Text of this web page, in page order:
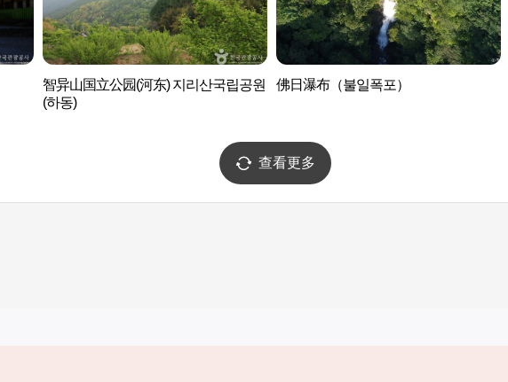
智异山国立公园(河东) 지리산국립공원
(하동)
佛日瀑布（불일폭포）
查看更多